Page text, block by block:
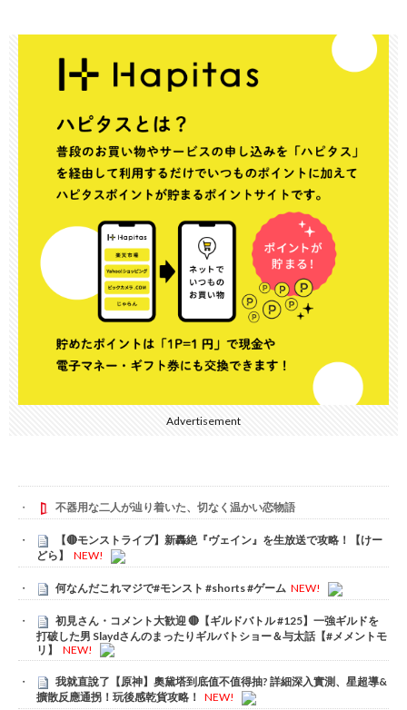
Advertisement
不器用な二人が辿り着いた、切なく温かい恋物語
【🔴モンストライブ】新轟絶『ヴェイン』を生放送で攻略！【けー
どら】
NEW!
何なんだこれマジで#モンスト #shorts #ゲーム NEW!
初見さん・コメント大歓迎 🔴【ギルドバトル #125】一強ギルドを
打破した男 Slaydさんのまったりギルバトショー＆与太話【#メメントモ
リ】
NEW!
我就直說了【原神】奧黛塔到底值不值得抽? 詳細深入實測、星超導&
擴散反應通拐！玩後感乾貨攻略！
NEW!